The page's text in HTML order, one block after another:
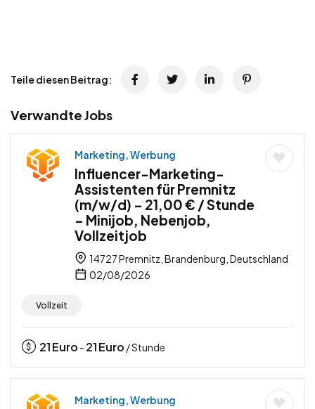
Teile diesen Beitrag:
Verwandte Jobs
Marketing, Werbung
Influencer-Marketing-
Assistenten für Premnitz
(m/w/d) – 21,00 € / Stunde
– Minijob, Nebenjob,
Vollzeitjob
14727 Premnitz, Brandenburg, Deutschland
02/08/2026
Vollzeit
21Euro - 21Euro / Stunde
Marketing, Werbung